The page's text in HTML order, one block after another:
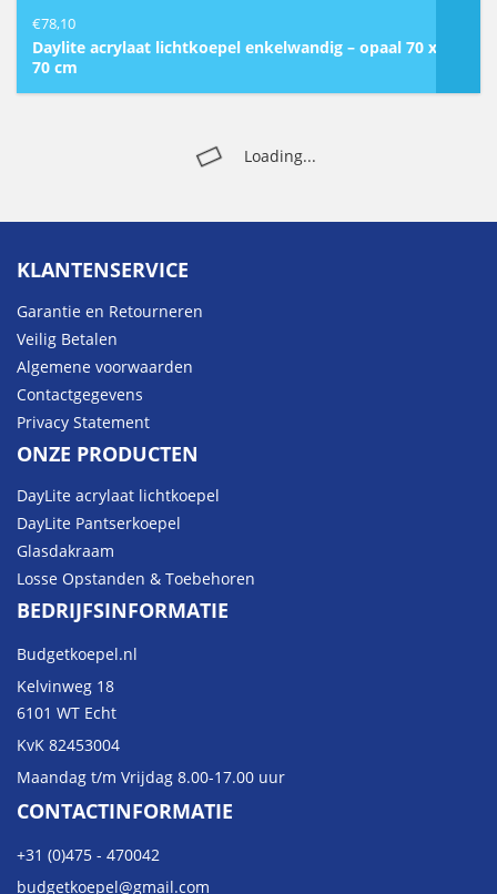
€78,10
Daylite acrylaat lichtkoepel enkelwandig – opaal 70 x
70 cm
Loading...
KLANTENSERVICE
Garantie en Retourneren
Veilig Betalen
Algemene voorwaarden
Contactgegevens
Privacy Statement
ONZE PRODUCTEN
DayLite acrylaat lichtkoepel
DayLite Pantserkoepel
Glasdakraam
Losse Opstanden & Toebehoren
BEDRIJFSINFORMATIE
Budgetkoepel.nl
Kelvinweg 18
6101 WT Echt
KvK 82453004
Maandag t/m Vrijdag 8.00-17.00 uur
CONTACTINFORMATIE
+31 (0)475 - 470042
budgetkoepel@gmail.com